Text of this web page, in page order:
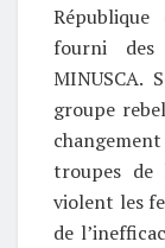
fourni
MINUSCA.
groupe
troupes de
violent les
de